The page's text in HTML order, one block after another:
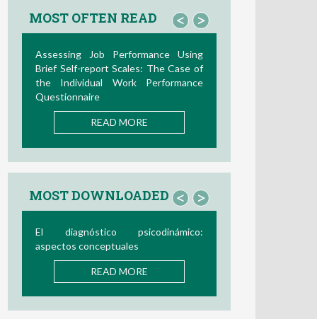
MOST OFTEN READ < >
Assessing Job Performance Using
Brief Self-report Scales: The Case of
the Individual Work Performance
Questionnaire
READ MORE
MOST DOWNLOADED < >
El diagnóstico psicodinámico:
aspectos conceptuales
READ MORE